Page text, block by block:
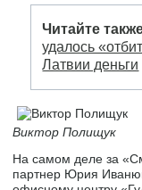
Читайте
удалось
Латвии деньги
Виктор Полищук
На самом деле за
партнер Юрия